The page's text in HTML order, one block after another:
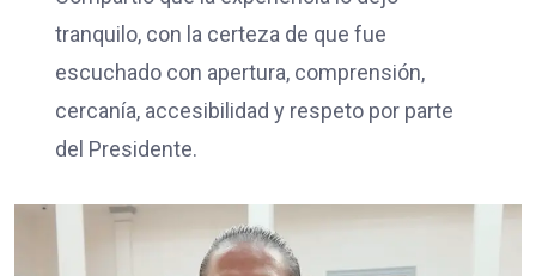
tranquilo, con la certeza de que fue
escuchado con apertura, comprensión,
cercanía, accesibilidad y respeto por parte
del Presidente.